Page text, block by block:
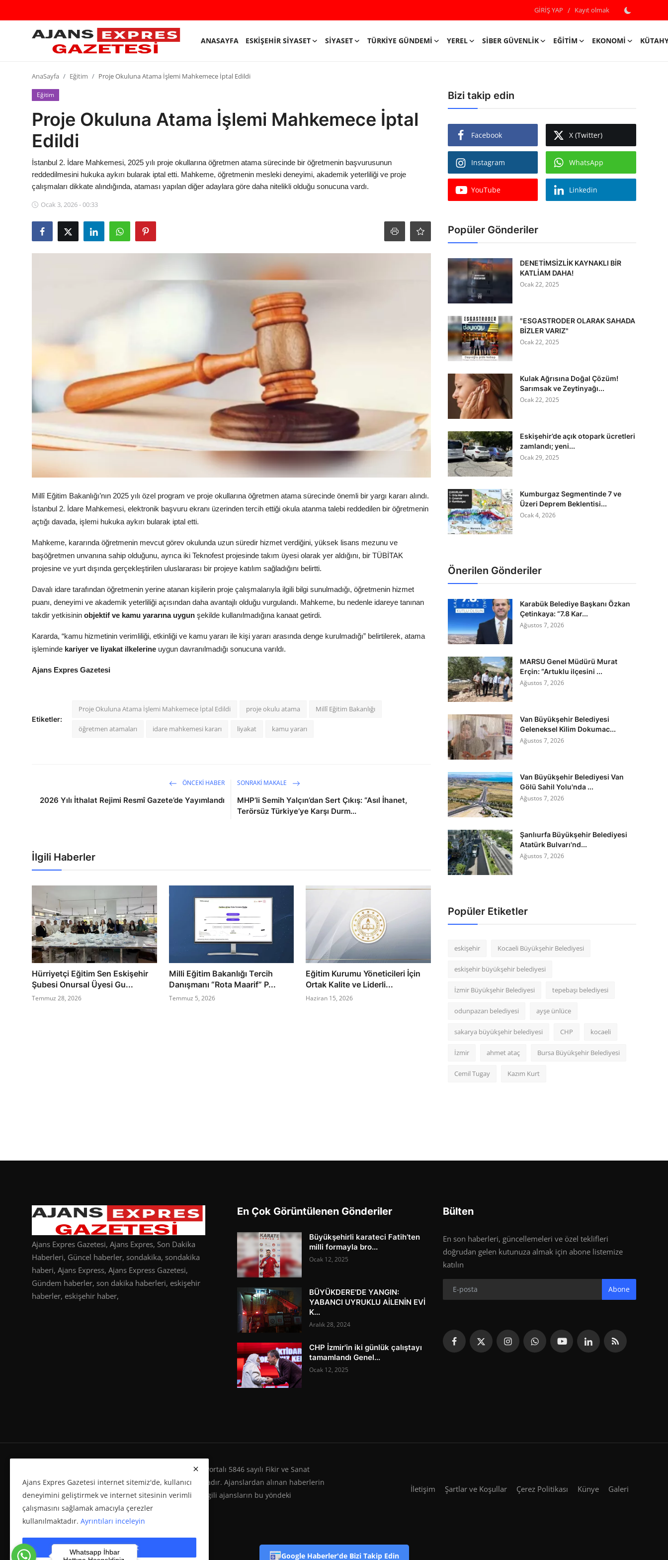
GİRİŞ YAP / Kayıt olmak
ANASAYFA ESKIŞEHIR SIYASET SIYASET TÜRKIYE GÜNDEMI YEREL SIBER GÜVENLIK EĞITIM EKONOMI
GİRİŞ
Kayıt
AnaSayfa
Eskişehir Siyaset
Siyaset
Türkiye Gündemi
Siber Güvenlik
Belediye
SON DAKİKA
E-GAZETE
AnaSayfa Eğitim Proje Okuluna Atama İşlemi Mahkemece İptal Edildi
Eğitim
Proje Okuluna Atama İşlemi Mahkemece İptal
Edildi
İstanbul 2. İdare Mahkemesi, 2025 yılı proje okullarına öğretmen atama sürecinde bir öğretmenin başvurusunun
reddedilmesini hukuka aykırı bularak iptal etti. Mahkeme, öğretmenin mesleki deneyimi, akademik yeterliliği ve proje
çalışmaları dikkate alındığında, ataması yapılan diğer adaylara göre daha nitelikli olduğu sonucuna vardı.
Ocak 3, 2026 - 00:33
Millî Eğitim Bakanlığı’nın 2025 yılı özel program ve proje okullarına öğretmen atama sürecinde önemli bir yargı kararı alındı.
İstanbul 2. İdare Mahkemesi, elektronik başvuru ekranı üzerinden tercih ettiği okula atanma talebi reddedilen bir öğretmenin
açtığı davada, işlemi hukuka aykırı bularak iptal etti.
Mahkeme, kararında öğretmenin mevcut görev okulunda uzun süredir hizmet verdiğini, yüksek lisans mezunu ve
başöğretmen unvanına sahip olduğunu, ayrıca iki Teknofest projesinde takım üyesi olarak yer aldığını, bir TÜBİTAK
projesine ve yurt dışında gerçekleştirilen uluslararası bir projeye katılım sağladığını belirtti.
Davalı idare tarafından öğretmenin yerine atanan kişilerin proje çalışmalarıyla ilgili bilgi sunulmadığı, öğretmenin hizmet
puanı, deneyimi ve akademik yeterliliği açısından daha avantajlı olduğu vurgulandı. Mahkeme, bu nedenle idareye tanınan
takdir yetkisinin objektif ve kamu yararına uygun şekilde kullanılmadığına kanaat getirdi.
Kararda, “kamu hizmetinin verimliliği, etkinliği ve kamu yararı ile kişi yararı arasında denge kurulmadığı” belirtilerek, atama
işleminde kariyer ve liyakat ilkelerine uygun davranılmadığı sonucuna varıldı.
Ajans Expres Gazetesi
Etiketler:
Proje Okuluna Atama İşlemi Mahkemece İptal Edildi proje okulu atama Millî Eğitim Bakanlığı
öğretmen atamaları idare mahkemesi kararı liyakat kamu yararı
ÖNCEKI HABER
2026 Yılı İthalat Rejimi Resmî Gazete’de Yayımlandı
SONRAKI MAKALE
MHP’li Semih Yalçın’dan Sert Çıkış: “Asıl İhanet,
Terörsüz Türkiye’ye Karşı Durm...
İlgili Haberler
Hürriyetçi Eğitim Sen Eskişehir
Şubesi Onursal Üyesi Gu...
Temmuz 28, 2026
Milli Eğitim Bakanlığı Tercih
Danışmanı “Rota Maarif” P...
Temmuz 5, 2026
Eğitim Kurumu Yöneticileri İçin
Ortak Kalite ve Liderli...
Haziran 15, 2026
Bizi takip edin
Facebook X (Twitter)
Instagram WhatsApp
YouTube Linkedin
Popüler Gönderiler
DENETİMSİZLİK KAYNAKLI BİR
KATLİAM DAHA!
Ocak 22, 2025
"ESGASTRODER OLARAK SAHADA
BİZLER VARIZ"
Ocak 22, 2025
Kulak Ağrısına Doğal Çözüm!
Sarımsak ve Zeytinyağı...
Ocak 22, 2025
Eskişehir’de açık otopark ücretleri
zamlandı; yeni...
Ocak 29, 2025
Kumburgaz Segmentinde 7 ve
Üzeri Deprem Beklentisi...
Ocak 4, 2026
Önerilen Gönderiler
Karabük Belediye Başkanı Özkan
Çetinkaya: “7.8 Kar...
Ağustos 7, 2026
MARSU Genel Müdürü Murat
Erçin: “Artuklu ilçesini ...
Ağustos 7, 2026
Van Büyükşehir Belediyesi
Geleneksel Kilim Dokumac...
Ağustos 7, 2026
Van Büyükşehir Belediyesi Van
Gölü Sahil Yolu'nda ...
Ağustos 7, 2026
Şanlıurfa Büyükşehir Belediyesi
Atatürk Bulvarı'nd...
Ağustos 7, 2026
Popüler Etiketler
eskişehir Kocaeli Büyükşehir Belediyesi
eskişehir büyükşehir belediyesi
İzmir Büyükşehir Belediyesi tepebaşı belediyesi
odunpazarı belediyesi ayşe ünlüce
sakarya büyükşehir belediyesi CHP kocaeli
İzmir ahmet ataç Bursa Büyükşehir Belediyesi
Cemil Tugay Kazım Kurt
Ajans Expres Gazetesi, Ajans Expres, Son Dakika
Haberleri, Güncel haberler, sondakika, sondakika
haberi, Ajans Express, Ajans Express Gazetesi,
Gündem haberler, son dakika haberleri, eskişehir
haberler, eskişehir haber,
En Çok Görüntülenen Gönderiler
Büyükşehirli karateci Fatih’ten
milli formayla bro...
Ocak 12, 2025
BÜYÜKDERE'DE YANGIN:
YABANCI UYRUKLU AİLENİN EVİ
K...
Aralık 28, 2024
CHP İzmir'in iki günlük çalıştayı
tamamlandı Genel...
Ocak 12, 2025
Bülten
En son haberleri, güncellemeleri ve özel teklifleri
doğrudan gelen kutunuza almak için abone listemize
katılın
Abone
Ajans Expres Gazetesi Copyright © Her Hakkı Haber Portalı 5846 sayılı Fikir ve Sanat
Eserleri Kanunu'na %100 uygun olarak yayınlanmaktadır. Ajanslardan alınan haberlerin
yeniden yayımı ve herhangi bir ortamda basılması, ilgili ajansların bu yöndeki
politikasına bağlı olarak önceden yazılı izin gerektirir.
İletişim Şartlar ve Koşullar Çerez Politikası Künye Galeri
Ajans Expres Gazetesi internet sitemiz'de, kullanıcı
deneyimini geliştirmek ve internet sitesinin verimli
çalışmasını sağlamak amacıyla çerezler
kullanılmaktadır. Ayrıntıları inceleyin
Çerezleri kabul et
Google Haberler'de Bizi Takip Edin
Whatsapp İhbar